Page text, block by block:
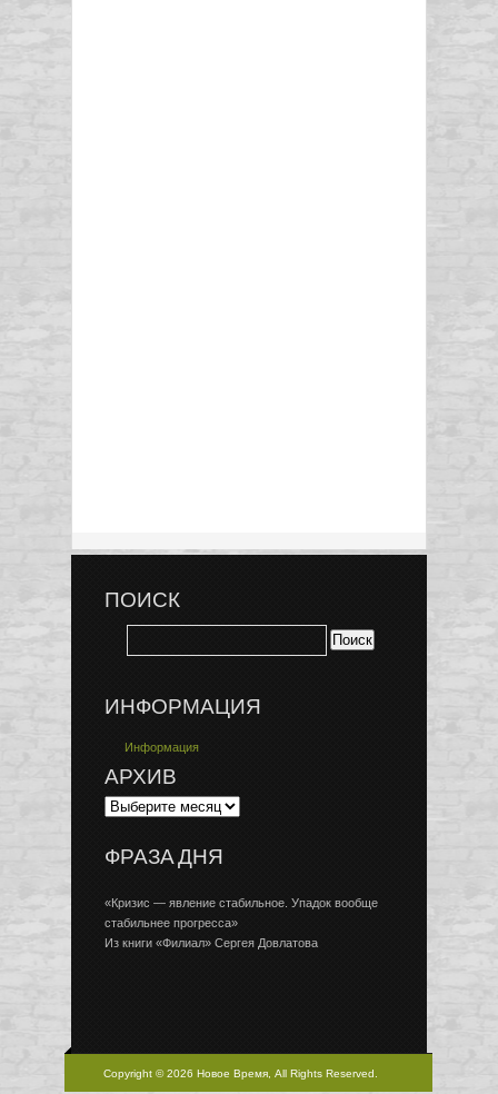
ПОИСК
ИНФОРМАЦИЯ
Информация
АРХИВ
ФРАЗА ДНЯ
«Кризис — явление стабильное. Упадок вообще
стабильнее прогресса»
Из книги «Филиал» Сергея Довлатова
Copyright © 2026 Новое Время, All Rights Reserved.